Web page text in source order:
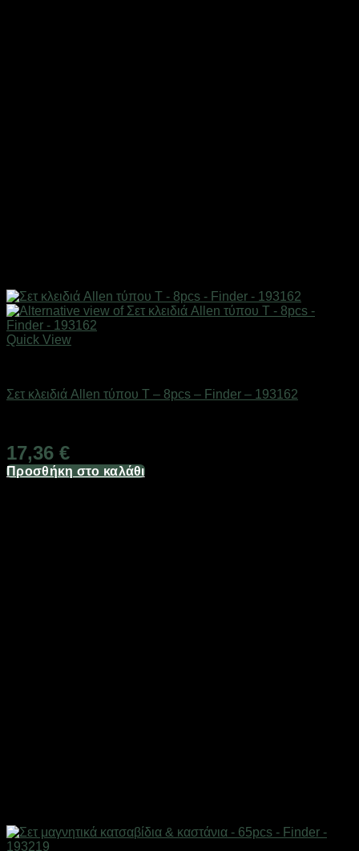
Quick View
Σετ κλειδιά Allen τύπου Τ – 8pcs – Finder – 193162
17,36 €
Προσθήκη στο καλάθι